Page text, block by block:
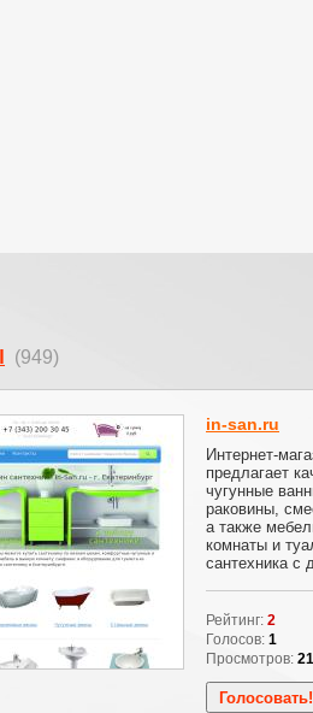
(949)
in-san.ru
Интернет-
предлагает
чугунные
раковины,
а также
комнаты и
сантехника с
Рейтинг: 2
Голосов: 1
Просмотров: